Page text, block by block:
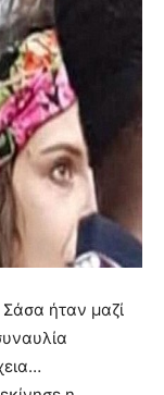
ήταν μαζί